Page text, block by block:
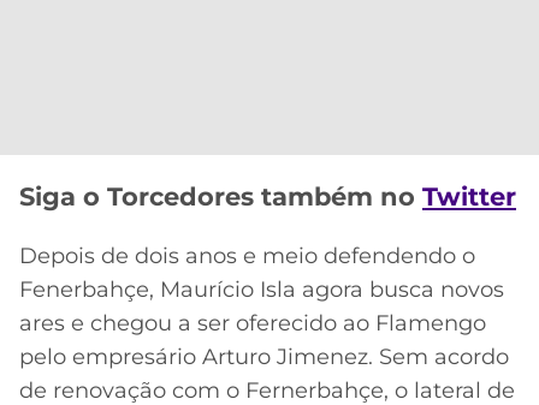
Siga o Torcedores também no Twitter
Depois de dois anos e meio defendendo o
Fenerbahçe, Maurício Isla agora busca novos
ares e chegou a ser oferecido ao Flamengo
pelo empresário Arturo Jimenez. Sem acordo
de renovação com o Fernerbahçe, o lateral de